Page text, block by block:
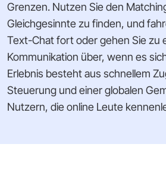
Grenzen. Nutzen Sie den
Gleichgesinnte zu finden, und
Text-Chat fort oder gehen Sie zu
Kommunikation über, wenn es
Erlebnis besteht aus schnellem
Steuerung und einer globalen
Nutzern, die online Leute